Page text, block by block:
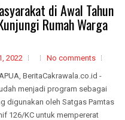
di Awal Tahun
Rumah Warga
2022
No comments
BeritaCakrawala.co.id -
menjadi program sebagai
digunakan oleh Satgas Pamtas
126/KC untuk mempererat